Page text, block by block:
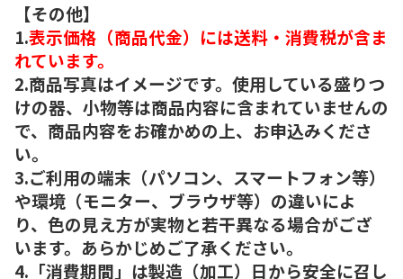
【その他】
1.表示価格（商品代金）には送料・消費税が含ま
れています。
2.商品写真はイメージです。使用している盛りつ
けの器、小物等は商品内容に含まれていませんの
で、商品内容をお確かめの上、お申込みくださ
い。
3.ご利用の端末（パソコン、スマートフォン等）
や環境（モニター、ブラウザ等）の違いによ
り、色の見え方が実物と若干異なる場合がござ
います。あらかじめご了承ください。
4.「消費期間」は製造（加工）日から安全に召し